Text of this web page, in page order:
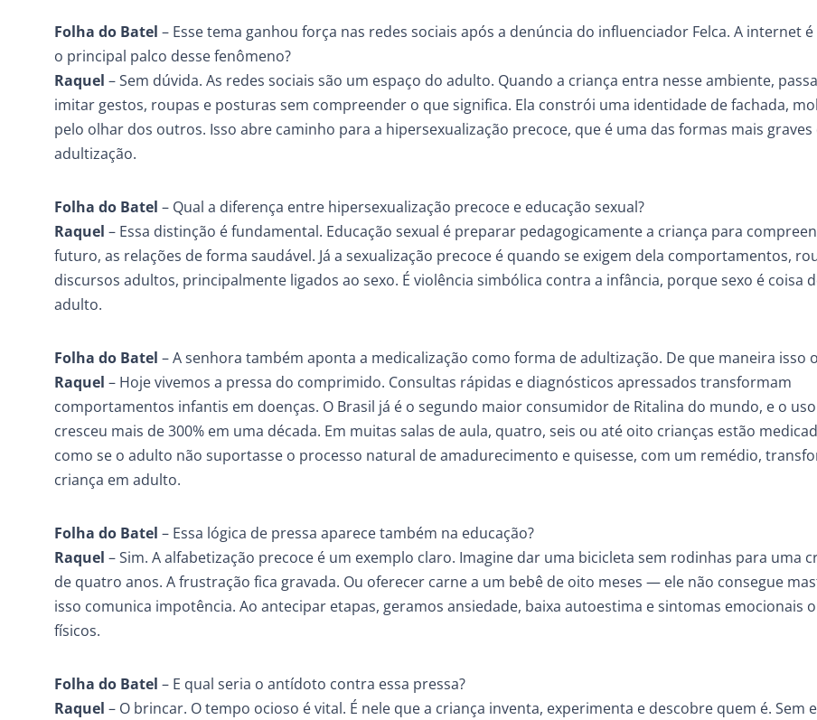
Folha do Batel – Esse tema ganhou força nas redes sociais após a denúncia do influenciador Felca. A internet
o principal palco desse fenômeno?
Raquel – Sem dúvida. As redes sociais são um espaço do adulto. Quando a criança entra nesse ambiente,
imitar gestos, roupas e posturas sem compreender o que significa. Ela constrói uma identidade de fachada,
pelo olhar dos outros. Isso abre caminho para a hipersexualização precoce, que é uma das formas mais graves
adultização.
Folha do Batel – Qual a diferença entre hipersexualização precoce e educação sexual?
Raquel – Essa distinção é fundamental. Educação sexual é preparar pedagogicamente a criança para
futuro, as relações de forma saudável. Já a sexualização precoce é quando se exigem dela comportamentos,
discursos adultos, principalmente ligados ao sexo. É violência simbólica contra a infância, porque sexo é coisa
adulto.
Folha do Batel – A senhora também aponta a medicalização como forma de adultização. De que maneira isso
Raquel – Hoje vivemos a pressa do comprimido. Consultas rápidas e diagnósticos apressados transformam
comportamentos infantis em doenças. O Brasil já é o segundo maior consumidor de Ritalina do mundo, e o uso
cresceu mais de 300% em uma década. Em muitas salas de aula, quatro, seis ou até oito crianças estão
como se o adulto não suportasse o processo natural de amadurecimento e quisesse, com um remédio,
criança em adulto.
Folha do Batel – Essa lógica de pressa aparece também na educação?
Raquel – Sim. A alfabetização precoce é um exemplo claro. Imagine dar uma bicicleta sem rodinhas para uma
de quatro anos. A frustração fica gravada. Ou oferecer carne a um bebê de oito meses — ele não consegue
isso comunica impotência. Ao antecipar etapas, geramos ansiedade, baixa autoestima e sintomas emocionais
físicos.
Folha do Batel – E qual seria o antídoto contra essa pressa?
Raquel – O brincar. O tempo ocioso é vital. É nele que a criança inventa, experimenta e descobre quem é. Sem